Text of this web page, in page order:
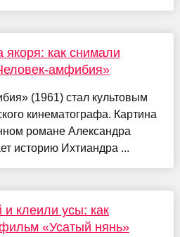
якоря: как снимали
амфибия»
(1961) стал культовым
кинематографа. Картина
романе Александра
историю Ихтиандра ...
клеили усы: как
«Усатый нянь»